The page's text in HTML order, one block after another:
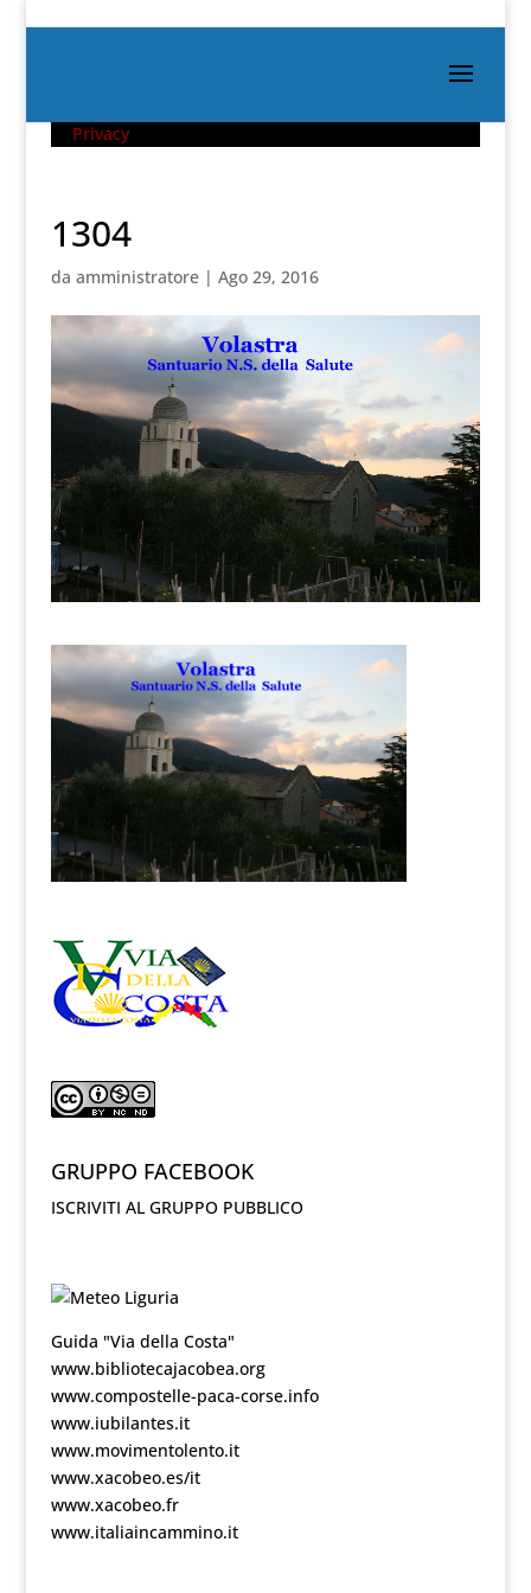
Privacy
1304
da amministratore| Ago 29, 2016
GRUPPO FACEBOOK
ISCRIVITI AL GRUPPO PUBBLICO
Guida "Via della Costa"
www.bibliotecajacobea.org
www.compostelle-paca-corse.info
www.iubilantes.it
www.movimentolento.it
www.xacobeo.es/it
www.xacobeo.fr
www.italiaincammino.it